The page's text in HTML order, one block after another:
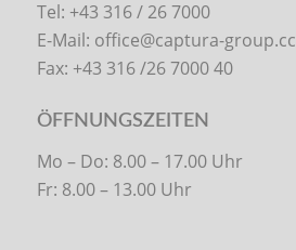
Tel: +43 316 / 26 7000
E-Mail: office@captura-group.cc
Fax: +43 316 /26 7000 40
ÖFFNUNGSZEITEN
Mo – Do: 8.00 – 17.00 Uhr
Fr: 8.00 – 13.00 Uhr